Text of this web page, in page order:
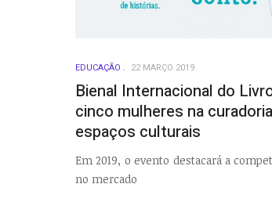
EDUCAÇÃO 22 MARÇO 2019
Bienal Internacional do
cinco mulheres na
espaços culturais
Em 2019, o evento destacará a
no mercado